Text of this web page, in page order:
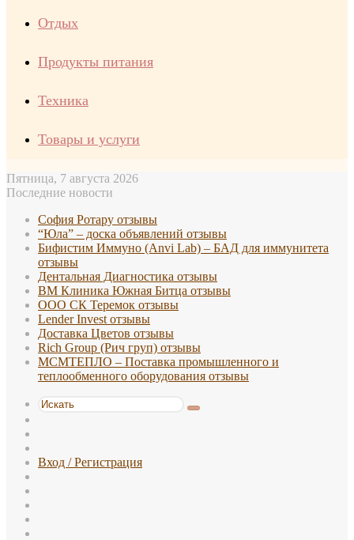
Отдых
Продукты питания
Техника
Товары и услуги
Пятница, 7 августа 2026
Последние новости
София Ротару отзывы
“Юла” – доска объявлений отзывы
Бифистим Иммуно (Anvi Lab) – БАД для иммунитета
отзывы
Дентальная Диагностика отзывы
ВМ Клиника Южная Битца отзывы
ООО СК Теремок отзывы
Lender Invest отзывы
Доставка Цветов отзывы
Rich Group (Рич груп) отзывы
МСМТЕПЛО – Поставка промышленного и
теплообменного оборудования отзывы
Искать
статья
Вход / Регистрация